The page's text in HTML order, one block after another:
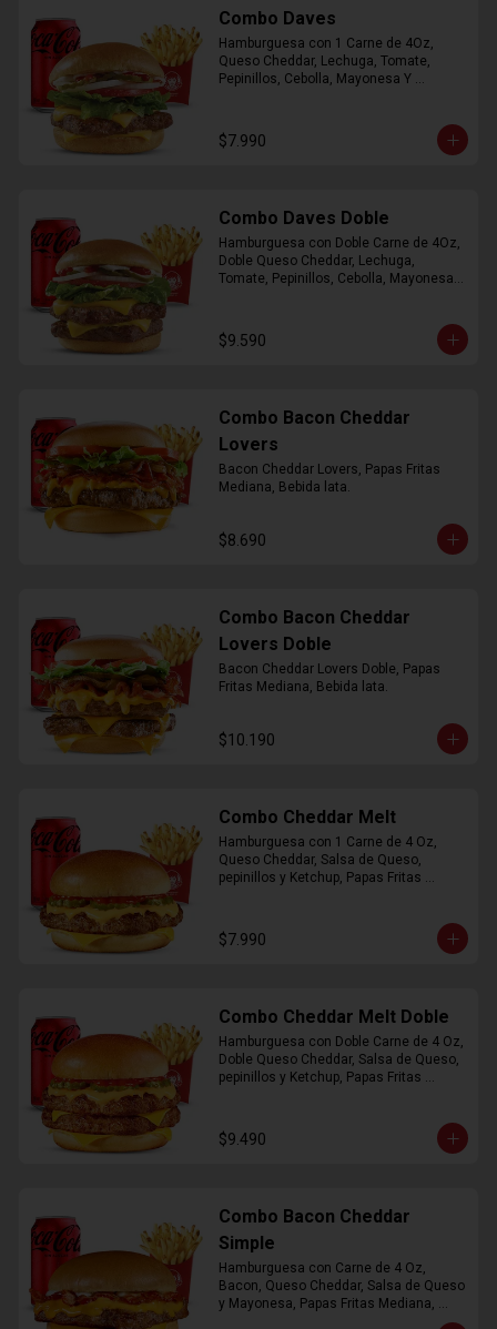
Combo Daves
Hamburguesa con 1 Carne de 4Oz,
Queso Cheddar, Lechuga, Tomate,
Pepinillos, Cebolla, Mayonesa Y
$7.990
Combo Daves Doble
Hamburguesa con Doble Carne de 4Oz,
Doble Queso Cheddar, Lechuga,
Tomate, Pepinillos, Cebolla, Mayonesa y
$9.590
Combo Bacon Cheddar
Lovers
Bacon Cheddar Lovers, Papas Fritas
Mediana, Bebida lata.
$8.690
Combo Bacon Cheddar
Lovers Doble
Bacon Cheddar Lovers Doble, Papas
Fritas Mediana, Bebida lata.
$10.190
Combo Cheddar Melt
Hamburguesa con 1 Carne de 4 Oz,
Queso Cheddar, Salsa de Queso,
pepinillos y Ketchup, Papas Fritas
$7.990
Combo Cheddar Melt Doble
Hamburguesa con Doble Carne de 4 Oz,
Doble Queso Cheddar, Salsa de Queso,
pepinillos y Ketchup, Papas Fritas
$9.490
Combo Bacon Cheddar
Simple
Hamburguesa con Carne de 4 Oz,
Bacon, Queso Cheddar, Salsa de Queso
y Mayonesa, Papas Fritas Mediana,